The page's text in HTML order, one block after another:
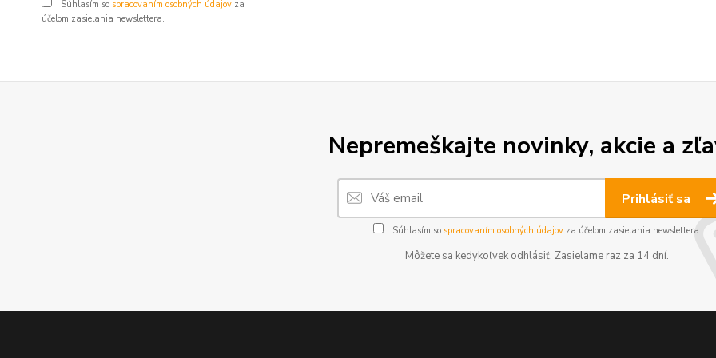
Súhlasím so spracovaním osobných údajov za
účelom zasielania newslettera.
Nepremeškajte novinky, akcie a
Prihlásiť sa
Súhlasím so spracovaním osobných údajovza účelom zasielania newslettera.
Môžete sa kedykoľvek odhlásiť. Zasielame raz za 14 dní.